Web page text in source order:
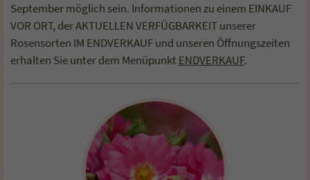
September möglich sein. Informationen zu einem EINKAUF
VOR ORT, der AKTUELLEN VERFÜGBARKEIT unserer
Rosensorten IM ENDVERKAUF und unseren Öffnungszeiten
erhalten Sie unter dem MenüpunktENDVERKAUF.